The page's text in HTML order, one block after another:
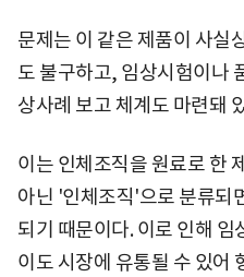
문제는 이 같은 제품이 사실
도 불구하고, 임상시험이나
상사례 보고 체계도 마련돼
이는 인체조직을 원료로 한
아닌 '인체조직'으로 분류되
되기 때문이다. 이로 인해
이도 시장에 유통될 수 있어